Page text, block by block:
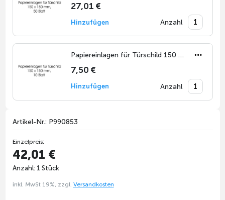
27,01 €
Hinzufügen Anzahl
Papiereinlagen für Türschild 150 x 150 mm, Set 10 Blatt
7,50 €
Hinzufügen Anzahl
Artikel-Nr.: P990853
Einzelpreis:
42,01 €
Anzahl: 1 Stück
inkl. MwSt 19%, zzgl. Versandkosten